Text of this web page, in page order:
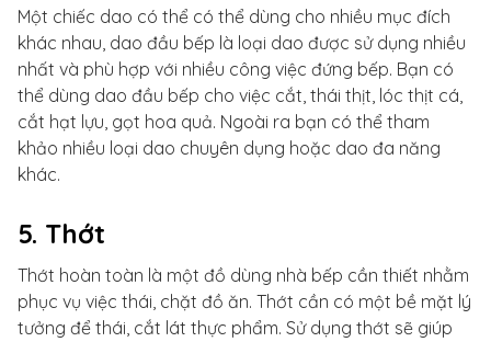
Một chiếc dao có thể có thể dùng cho nhiều mục đích
khác nhau, dao đầu bếp là loại dao được sử dụng nhiều
nhất và phù hợp với nhiều công việc đứng bếp. Bạn có
thể dùng dao đầu bếp cho việc cắt, thái thịt, lóc thịt cá,
cắt hạt lựu, gọt hoa quả. Ngoài ra bạn có thể tham
khảo nhiều loại dao chuyên dụng hoặc dao đa năng
khác.
5. Thớt
Thớt hoàn toàn là một đồ dùng nhà bếp cần thiết nhằm
phục vụ việc thái, chặt đồ ăn. Thớt cần có một bề mặt lý
tưởng để thái, cắt lát thực phẩm. Sử dụng thớt sẽ giúp